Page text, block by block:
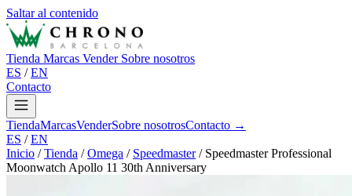
Saltar al contenido
Tienda Marcas Vender Sobre nosotros
ES / EN
Contacto
TiendaMarcasVenderSobre nosotrosContacto →
ES / EN
Inicio / Tienda / Omega / Speedmaster / Speedmaster Professional
Moonwatch Apollo 11 30th Anniversary